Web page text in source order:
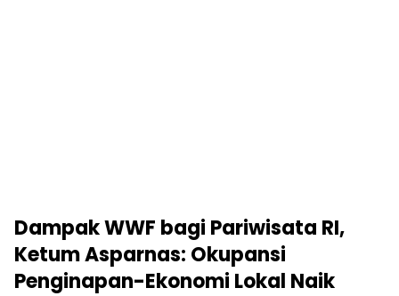
Dampak WWF bagi Pariwisata RI,
Ketum Asparnas: Okupansi
Penginapan-Ekonomi Lokal Naik